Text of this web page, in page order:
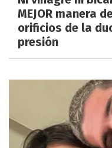
MEJOR manera
orificios de la
presión